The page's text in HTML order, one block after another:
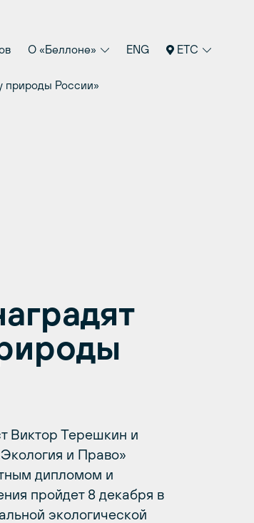
О «Беллоне» ENG ETC
природы России»
Виктор Терешкин и
и Право»
дипломом и
пройдет 8 декабря в
экологической